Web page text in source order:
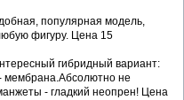
популярная модель,
фигуру. Цена 15
гибридный вариант:
мембрана.Абсолютно не
- гладкий неопрен! Цена